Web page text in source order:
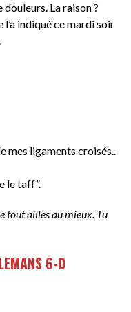
La raison ?
indiqué ce mardi soir
mes ligaments croisés..
le taff”.
tout ailles au mieux. Tu
6-0